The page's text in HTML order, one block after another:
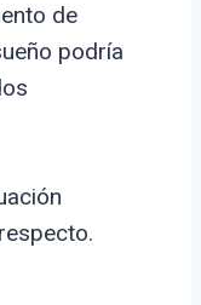
de
podría